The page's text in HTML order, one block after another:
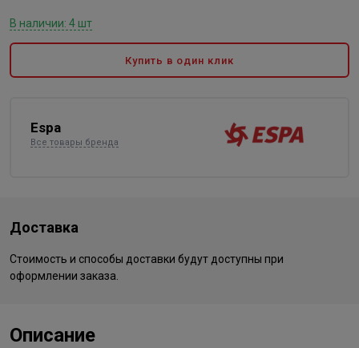
В наличии: 4 шт
Купить в один клик
Espa
Все товары бренда
Доставка
Стоимость и способы доставки будут доступны при
оформлении заказа.
Описание